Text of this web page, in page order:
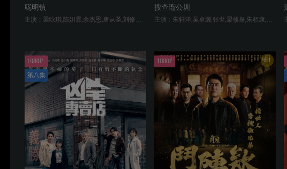
聪明镇 搜查瑠公圳
1080P
第八集
1080P 6.1